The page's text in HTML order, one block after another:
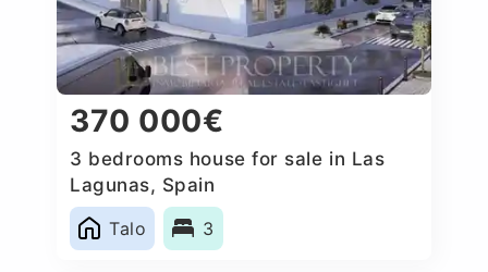
370 000€
3 bedrooms house for sale in Las
Lagunas, Spain
Talo
3